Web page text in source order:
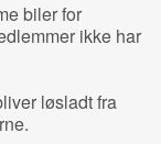
biler for
ikke har
løsladt fra